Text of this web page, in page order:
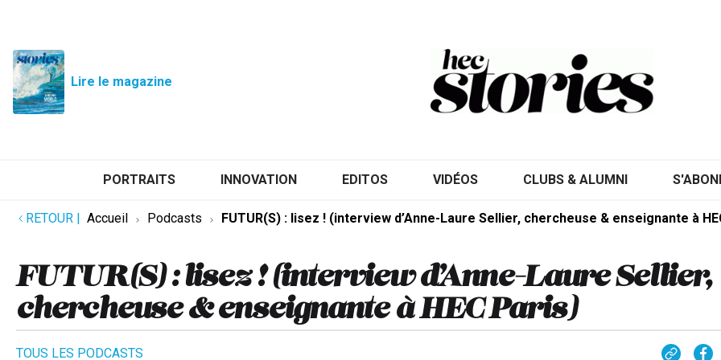
Lire le magazine
PORTRAITS INNOVATION EDITOS VIDÉOS CLUBS & ALUMNI
RETOUR | Accueil Podcasts FUTUR(S) : lisez ! (interview d’Anne-Laure Sellier, chercheuse & enseignante à
FUTUR(S) : lisez ! (interview d’Anne-Laure Sellier,
chercheuse & enseignante à HEC Paris)
TOUS LES PODCASTS